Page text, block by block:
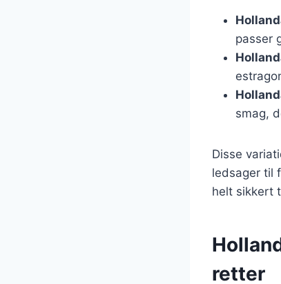
passer
smag,
Disse
ledsager til
helt sikkert
retter